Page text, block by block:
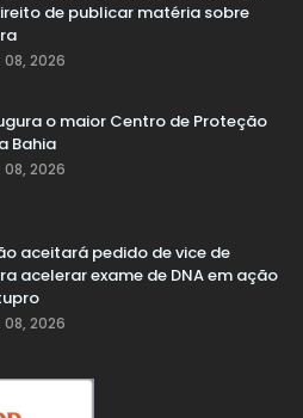
de publicar matéria sobre
2026
o maior Centro de Proteção
Bahia
2026
aceitará pedido de vice de
acelerar exame de DNA em ação
2026